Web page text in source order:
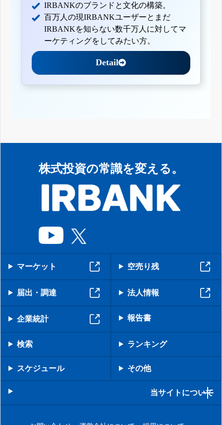
IRBANKのブランドと文化の構築。
百万人の現IRBANKユーザーとまだ
IRBANKを知らない数千万人に対してマ
ーケティングをしてみたい方。
Detail
株式投資の常識を変える。
マーケット 空売り残
届出・調達 法人情報
企業統計 報告書
検索 ランキング
スケジュール その他
当サイトについて